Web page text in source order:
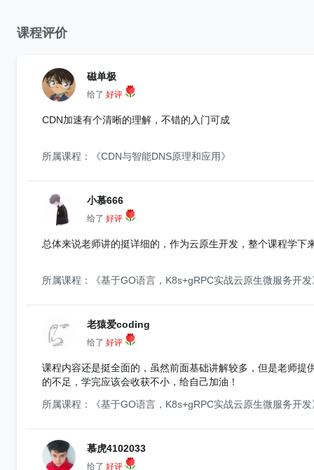
课程评价
磁单极
给了 好评
CDN加速有个清晰的理解，不错的入门可成
所属课程：《CDN与智能DNS原理和应用》
小慕666
给了 好评
总体来说老师讲的挺详细的，作为云原生开发，整个课程学
所属课程：《基于GO语言，K8s+gRPC实战云原生微服务开发
老猿爱coding
给了 好评
课程内容还是挺全面的，虽然前面基础讲解较多，但是老师
的不足，学完应该会收获不小，给自己加油！
所属课程：《基于GO语言，K8s+gRPC实战云原生微服务开发
慕虎4102033
给了 好评